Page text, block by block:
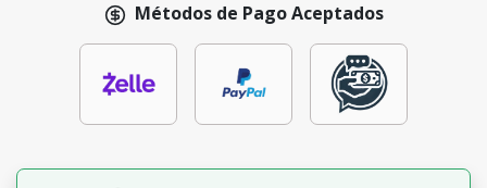
Métodos de Pago Aceptados